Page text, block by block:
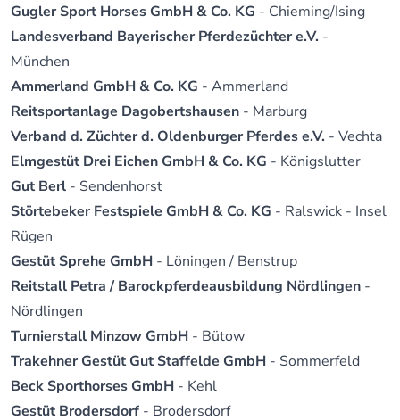
Gugler Sport Horses GmbH & Co. KG - Chieming/Ising
Landesverband Bayerischer Pferdezüchter e.V. -
München
Ammerland GmbH & Co. KG - Ammerland
Reitsportanlage Dagobertshausen - Marburg
Verband d. Züchter d. Oldenburger Pferdes e.V. - Vechta
Elmgestüt Drei Eichen GmbH & Co. KG - Königslutter
Gut Berl - Sendenhorst
Störtebeker Festspiele GmbH & Co. KG - Ralswick - Insel
Rügen
Gestüt Sprehe GmbH - Löningen / Benstrup
Reitstall Petra / Barockpferdeausbildung Nördlingen -
Nördlingen
Turnierstall Minzow GmbH - Bütow
Trakehner Gestüt Gut Staffelde GmbH - Sommerfeld
Beck Sporthorses GmbH - Kehl
Gestüt Brodersdorf - Brodersdorf